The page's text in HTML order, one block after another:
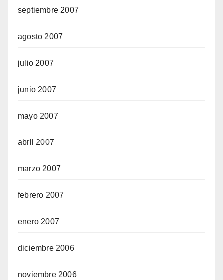
septiembre 2007
agosto 2007
julio 2007
junio 2007
mayo 2007
abril 2007
marzo 2007
febrero 2007
enero 2007
diciembre 2006
noviembre 2006